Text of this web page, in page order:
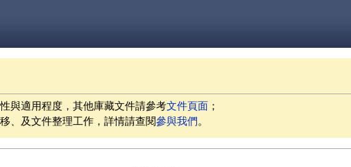
與適用程度，其他庫藏文件請參考文件頁面 ；
、及文件整理工作，詳情請查閱參與我們。